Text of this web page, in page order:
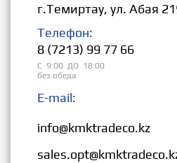
г.Темиртау, ул. Абая
Телефон:
8 (7213) 99 77 66
С 9:00 ДО 18:00
без обеда
E-mail:
info@kmktradeco.kz